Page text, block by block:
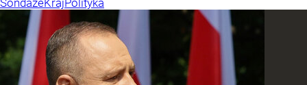
SondażeKrajPolityka